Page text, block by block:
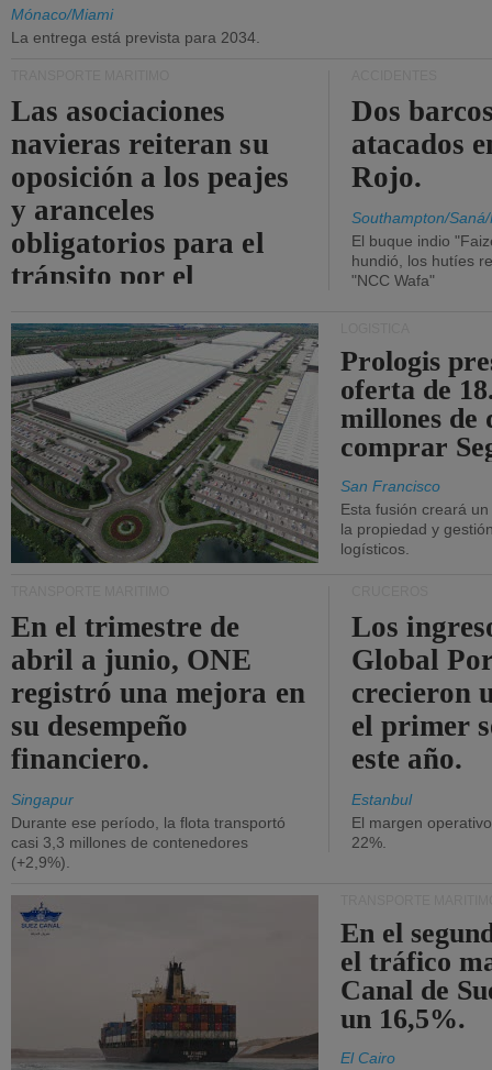
Mónaco/Miami
La entrega está prevista para 2034.
Las asociaciones
navieras reiteran su
oposición a los peajes
y aranceles
obligatorios para el
tránsito por el
Dos
atacados
Rojo.
Southampton/
El buque indio
hundió, los hutíes
"NCC Wafa"
Prologis
oferta de
millones de
comprar
San Francisco
Esta fusión creará
la propiedad y
logísticos.
En el trimestre de
abril a junio, ONE
registró una mejora en
su desempeño
financiero.
Singapur
Durante ese período, la flota transportó
casi 3,3 millones de contenedores
(+2,9%).
Los
Global
crecieron
el primer
este año.
Estanbul
El margen
22%.
En el
el tráfico
Canal de
un 16,5%.
El Cairo